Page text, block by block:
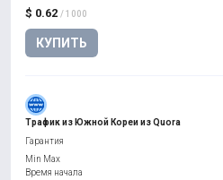
$ 0.62 / 1000
КУПИТЬ
Трафик из Южной Кореи из Quora
Гарантия
Min Max
Время начала